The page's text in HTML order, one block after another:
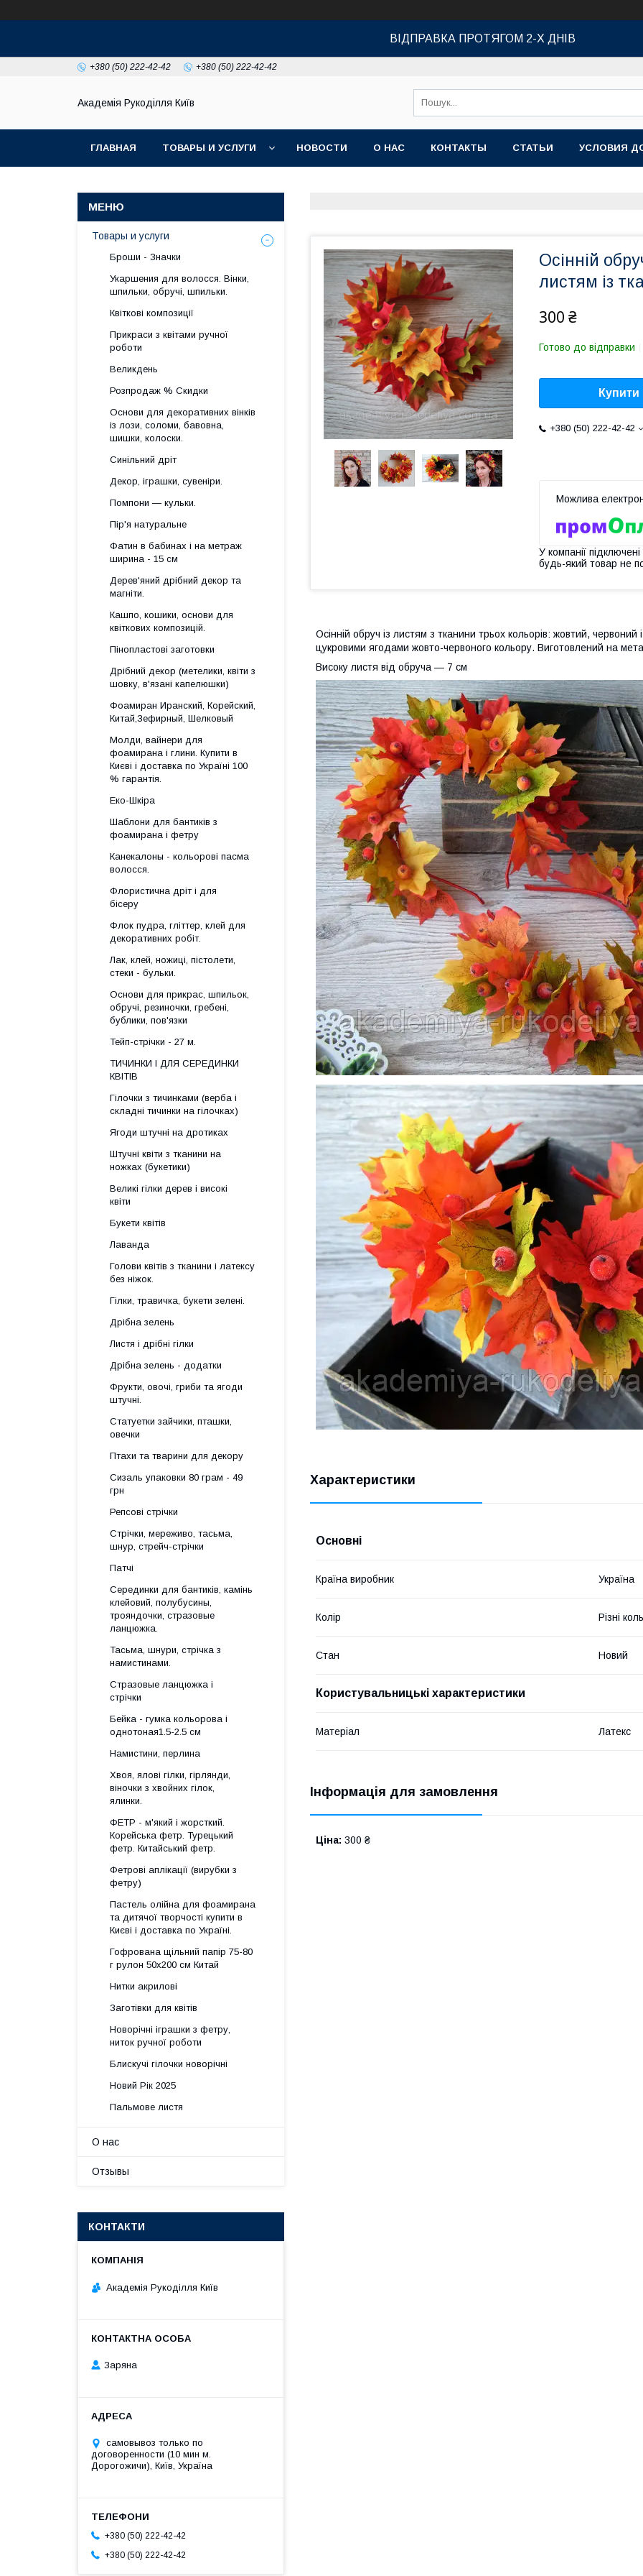
ВІДПРАВКА ПРОТЯГОМ 2-Х ДНІВ
+380 (50) 222-42-42 +380 (50) 222-42-42
Академія Рукоділля Київ
ГЛАВНАЯ ТОВАРЫ И УСЛУГИ НОВОСТИ О НАС КОНТАКТЫ СТАТЬИ УСЛОВИЯ
Осінній
листям із
300 ₴
Готово до відправки
Купити
+380 (50) 222-42-42
У компанії
будь-який товар не
Осінній обруч із листям з тканини трьох кольорів: жовтий, червоний
цукровими ягодами жовто-червоного кольору. Виготовлений на
Високу листя від обруча — 7 см
Характеристики
Основні
Країна виробник Україна
Колір Різні
Стан Новий
Користувальницькі характеристики
Матеріал Латекс
Інформація для замовлення
Ціна: 300 ₴
Товары и услуги
Броши - Значки
Укаршения для волосся. Вінки,
шпильки, обручі, шпильки.
Квіткові композиції
Прикраси з квітами ручної
роботи
Великдень
Розпродаж % Скидки
Основи для декоративних вінків
із лози, соломи, бавовна,
шишки, колоски.
Синільний дріт
Декор, іграшки, сувеніри.
Помпони — кульки.
Пір'я натуральне
Фатин в бабинах і на метраж
ширина - 15 см
Дерев'яний дрібний декор та
магніти.
Кашпо, кошики, основи для
квіткових композицій.
Пінопластові заготовки
Дрібний декор (метелики, квіти з
шовку, в'язані капелюшки)
Фоамиран Иранский, Корейский,
Китай,Зефирный, Шелковый
Молди, вайнери для
фоамирана і глини. Купити в
Києві і доставка по Україні 100
% гарантія.
Еко-Шкіра
Шаблони для бантиків з
фоамирана і фетру
Канекалоны - кольорові пасма
волосся.
Флористична дріт і для
бісеру
Флок пудра, гліттер, клей для
декоративних робіт.
Лак, клей, ножиці, пістолети,
стеки - бульки.
Основи для прикрас, шпильок,
обручі, резиночки, гребені,
бублики, пов'язки
Тейп-стрічки - 27 м.
ТИЧИНКИ І ДЛЯ СЕРЕДИНКИ
КВІТІВ
Гілочки з тичинками (верба і
складні тичинки на гілочках)
Ягоди штучні на дротиках
Штучні квіти з тканини на
ножках (букетики)
Великі гілки дерев і високі
квіти
Букети квітів
Лаванда
Голови квітів з тканини і латексу
без ніжок.
Гілки, травичка, букети зелені.
Дрібна зелень
Листя і дрібні гілки
Дрібна зелень - додатки
Фрукти, овочі, гриби та ягоди
штучні.
Статуетки зайчики, пташки,
овечки
Птахи та тварини для декору
Сизаль упаковки 80 грам - 49
грн
Репсові стрічки
Стрічки, мереживо, тасьма,
шнур, стрейч-стрічки
Патчі
Серединки для бантиків, камінь
клейовий, полубусины,
трояндочки, стразовые
ланцюжка.
Тасьма, шнури, стрічка з
намистинами.
Стразовые ланцюжка і
стрічки
Бейка - гумка кольорова і
однотоная1.5-2.5 см
Намистини, перлина
Хвоя, ялові гілки, гірлянди,
віночки з хвойних гілок,
ялинки.
ФЕТР - м'який і жорсткий.
Корейська фетр. Турецький
фетр. Китайський фетр.
Фетрові аплікації (вирубки з
фетру)
Пастель олійна для фоамирана
та дитячої творчості купити в
Києві і доставка по Україні.
Гофрована щільний папір 75-80
г рулон 50х200 см Китай
Нитки акрилові
Заготівки для квітів
Новорічні іграшки з фетру,
ниток ручної роботи
Блискучі гілочки новорічні
Новий Рік 2025
Пальмове листя
О нас
Отзывы
КОНТАКТИ
Академія Рукоділля Київ
Заряна
самовывоз только по
договоренности (10 мин м.
Дорогожичи), Київ, Україна
+380 (50) 222-42-42
+380 (50) 222-42-42